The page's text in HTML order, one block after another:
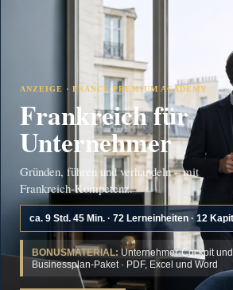
ANZEIGE · FRANCE PREMIUM ACADEMY
Frankreich für
Unternehmer
Gründen, führen und verhandeln – mit
Frankreich-Kompetenz.
ca. 9 Std. 45 Min. · 72 Lerneinheiten · 12
BONUSMATERIAL: Unternehmer-Cockpit und
Businessplan-Paket · PDF, Excel und Word